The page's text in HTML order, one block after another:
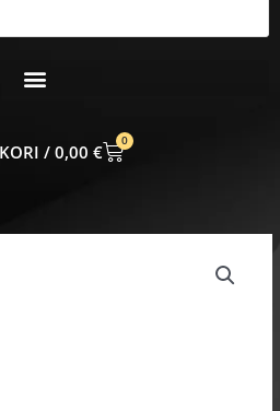
0,00 €
0
CART